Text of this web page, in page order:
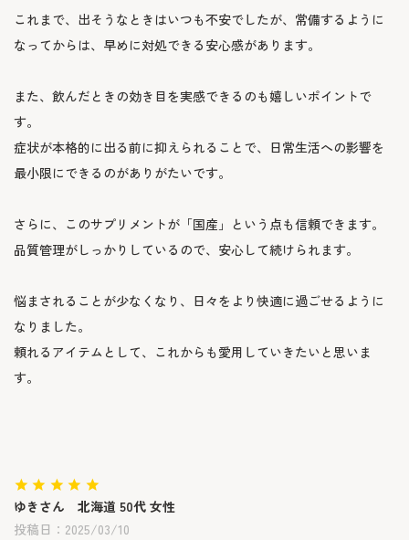
これまで、出そうなときはいつも不安でしたが、常備するように
なってからは、早めに対処できる安心感があります。
また、飲んだときの効き目を実感できるのも嬉しいポイントで
す。
症状が本格的に出る前に抑えられることで、日常生活への影響を
最小限にできるのがありがたいです。
さらに、このサプリメントが「国産」という点も信頼できます。
品質管理がしっかりしているので、安心して続けられます。
悩まされることが少なくなり、日々をより快適に過ごせるように
なりました。
頼れるアイテムとして、これからも愛用していきたいと思いま
す。
ゆき 北海道 50代 女性
投稿日
2025/03/10